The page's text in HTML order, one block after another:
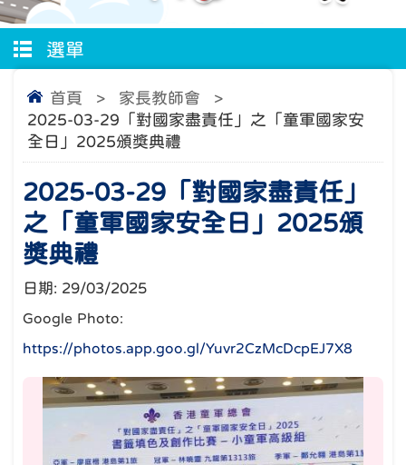
選單
首頁 > 家長教師會
>
2025-03-29「對國家盡責任」之「童軍國家安
全日」2025頒獎典禮
2025-03-29「對國家盡責任」
之「童軍國家安全日」2025頒
獎典禮
日期: 29/03/2025
Google Photo:
https://photos.app.goo.gl/Yuvr2CzMcDcpEJ7X8